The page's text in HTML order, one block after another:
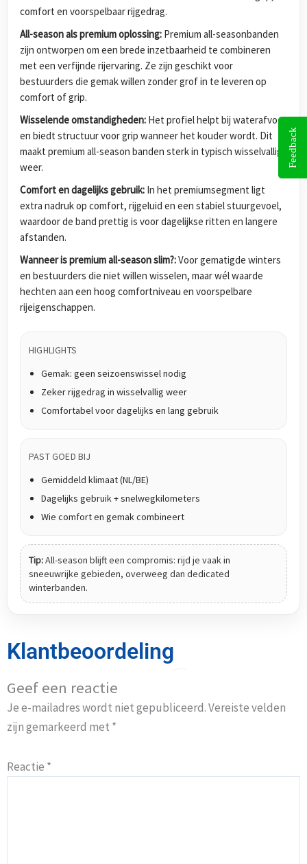
comfort en voorspelbaar rijgedrag.
All-season als premium oplossing: Premium all-seasonbanden
zijn ontworpen om een brede inzetbaarheid te combineren
met een verfijnde rijervaring. Ze zijn geschikt voor
bestuurders die gemak willen zonder grof in te leveren op
comfort of grip.
Wisselende omstandigheden: Het profiel helpt bij waterafvoer
en biedt structuur voor grip wanneer het kouder wordt. Dit
maakt premium all-season banden sterk in typisch wisselvallig
weer.
Comfort en dagelijks gebruik: In het premiumsegment ligt
extra nadruk op comfort, rijgeluid en een stabiel stuurgevoel,
waardoor de band prettig is voor dagelijkse ritten en langere
afstanden.
Wanneer is premium all-season slim?:Voor gematigde winters
en bestuurders die niet willen wisselen, maar wél waarde
hechten aan een hoog comfortniveau en voorspelbare
rijeigenschappen.
HIGHLIGHTS
Gemak: geen seizoenswissel nodig
Zeker rijgedrag in wisselvallig weer
Comfortabel voor dagelijks en lang gebruik
PAST GOED BIJ
Gemiddeld klimaat (NL/BE)
Dagelijks gebruik + snelwegkilometers
Wie comfort en gemak combineert
Tip:All-season blijft een compromis: rijd je vaak in
sneeuwrijke gebieden, overweeg dan dedicated
winterbanden.
Klantbeoordeling
Geef een reactie
Je e-mailadres wordt niet gepubliceerd.Vereiste velden
zijn gemarkeerd met *
Reactie *
Feedback